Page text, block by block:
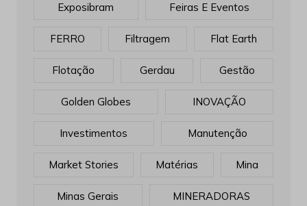
Exposibram Feiras E Eventos
FERRO Filtragem Flat Earth
Flotação Gerdau Gestão
Golden Globes INOVAÇÃO
Investimentos Manutenção
Market Stories Matérias Mina
Minas Gerais MINERADORAS